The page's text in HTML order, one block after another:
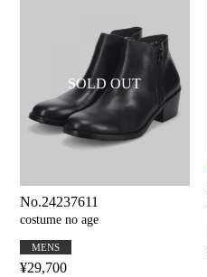
No.24237611
costume no age
MENS
¥29,700